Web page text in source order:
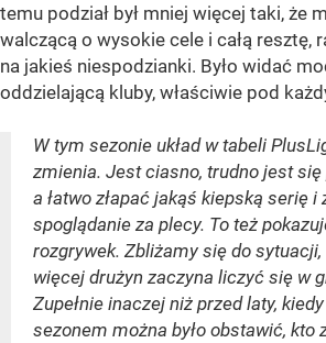
temu podział był mniej więcej taki, że
walczącą o wysokie cele i całą resztę,
na jakieś niespodzianki. Było widać
oddzielającą kluby, właściwie pod
W tym sezonie układ w tabeli
zmienia. Jest ciasno, trudno jest się
a łatwo złapać jakąś kiepską serię
spoglądanie za plecy. To też
rozgrywek. Zbliżamy się do
więcej drużyn zaczyna liczyć się w
Zupełnie inaczej niż przed laty,
sezonem można było obstawić, kto